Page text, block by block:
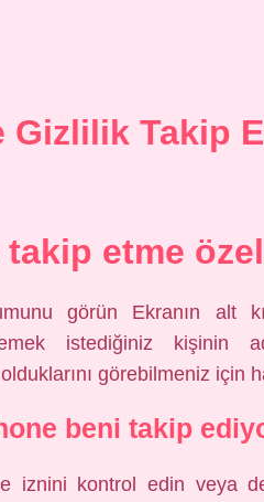
Gizlilik Takip
takip etme
görün Ekranın alt
istediğiniz kişinin
görebilmeniz için
beni takip
iznini kontrol edin veya